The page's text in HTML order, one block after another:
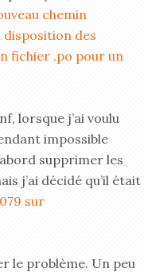
chemin
disposition des
fichier .po pour un
lorsque j’ai voulu
impossible
supprimer les
j’ai décidé qu’il était
sur
le problème. Un peu